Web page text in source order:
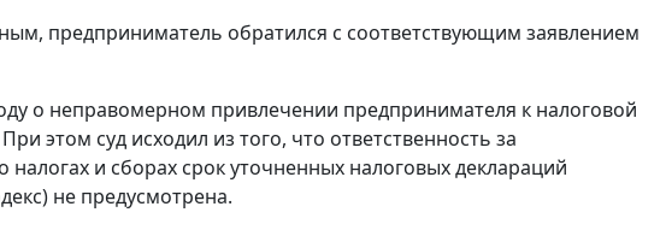
предприниматель обратился с соответствующим заявлением
о неправомерном привлечении предпринимателя к налоговой
этом суд исходил из того, что ответственность за
налогах и сборах срок уточненных налоговых деклараций
не предусмотрена.